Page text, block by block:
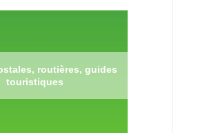
routières, guides
touristiques